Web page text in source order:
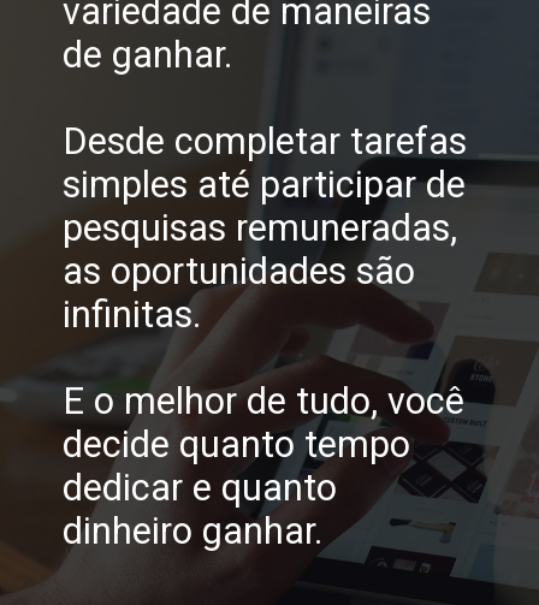
variedade de maneiras
de ganhar.
Desde completar tarefas
simples até participar de
pesquisas remuneradas,
as oportunidades são
infinitas.
E o melhor de tudo, você
decide quanto tempo
dedicar e quanto
dinheiro ganhar.